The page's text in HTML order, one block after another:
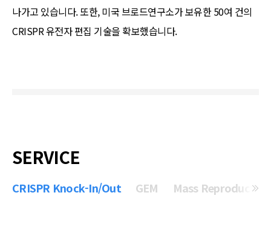
나가고 있습니다. 또한, 미국 브로드연구소가 보유한 50여 건의
CRISPR 유전자 편집 기술을 확보했습니다.
SERVICE
CRISPR Knock-In/Out GEM Mass Reproduction